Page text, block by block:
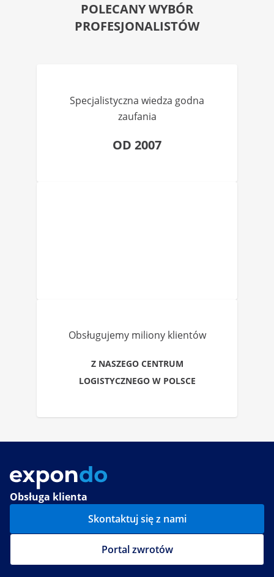
POLECANY WYBÓR
PROFESJONALISTÓW
Specjalistyczna wiedza godna
zaufania
OD 2007
Obsługujemy miliony klientów
Z NASZEGO CENTRUM
LOGISTYCZNEGO W POLSCE
Obsługa klienta
Skontaktuj się z nami
Portal zwrotów